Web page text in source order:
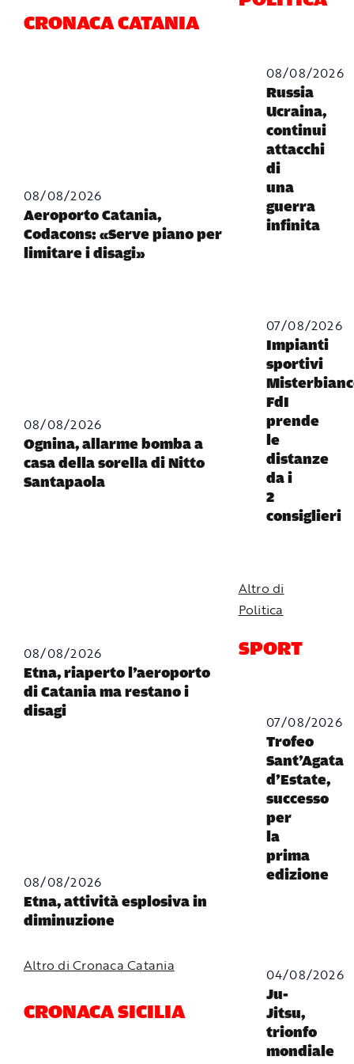
CRONACA CATANIA
08/08/2026
Aeroporto Catania,
Codacons: «Serve piano per
limitare i disagi»
08/08/2026
Ognina, allarme bomba a
casa della sorella di Nitto
Santapaola
08/08/2026
Etna, riaperto l’aeroporto
di Catania ma restano i
disagi
08/08/2026
Etna, attività esplosiva in
diminuzione
Altro di Cronaca Catania
CRONACA SICILIA
08/08/2026
Russia
Ucraina,
continui
attacchi
di
una
guerra
infinita
07/08/2026
Impianti
sportivi
FdI
prende
le
distanze
da i
2
consiglieri
Altro di
Politica
SPORT
07/08/2026
Trofeo
Sant’Agata
d’Estate,
successo
per
la
prima
edizione
04/08/2026
Ju-
Jitsu,
trionfo
mondiale